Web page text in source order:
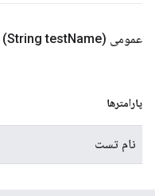
عمومی (String testName)
پارامترها
نام تست